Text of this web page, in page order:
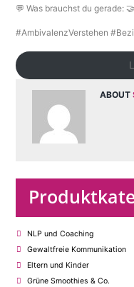
💬 Was brauchst du gerade:
#AmbivalenzVerstehen
ABOUT
NLP und Coaching
Gewaltfreie Kommunikation
Eltern und Kinder
Grüne Smoothies & Co.